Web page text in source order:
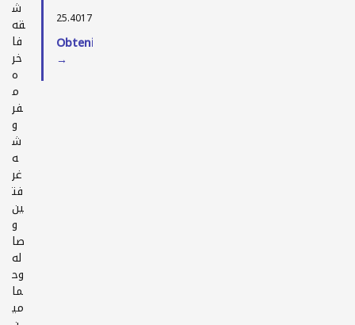
ش
قه
فا
خر
ه
م
فر
و
ش
ه
غر
فت
ين
و
صا
له
وح
ما
مي
25.40177, 55.47878
Obtenir l'itinéraire
→